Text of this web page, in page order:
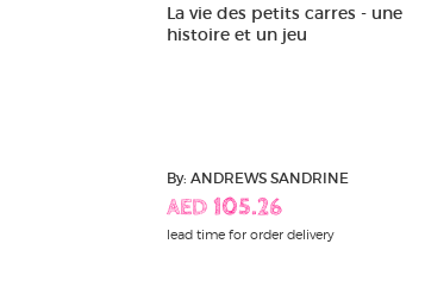
La vie des petits carres - une
histoire et un jeu
By: ANDREWS SANDRINE
AED 105.26
lead time for order delivery